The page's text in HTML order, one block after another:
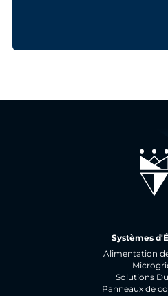
Systèmes
Alimentation
Solutions
Panneaux de